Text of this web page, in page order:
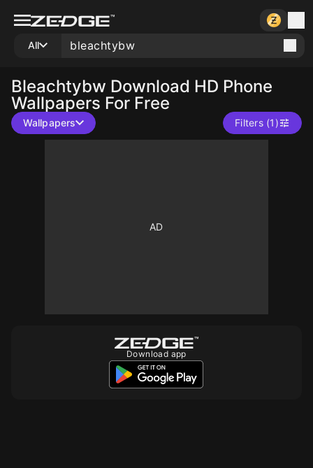
All
Bleachtybw Download HD Phone
Wallpapers For Free
Wallpapers Filters (1)
Download app